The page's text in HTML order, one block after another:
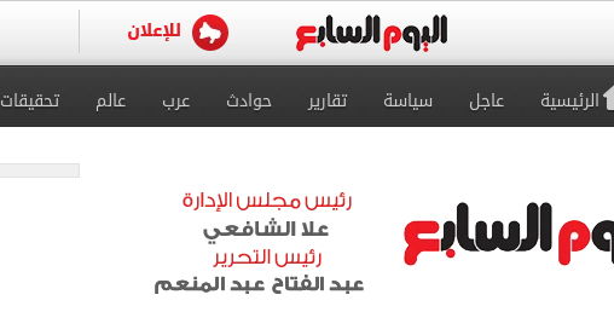
الرئيسية عاجل سياسة تقارير حوادث عرب عالم تحقيقات